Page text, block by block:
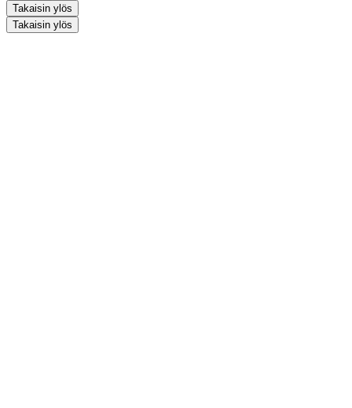
Takaisin ylös
Takaisin ylös